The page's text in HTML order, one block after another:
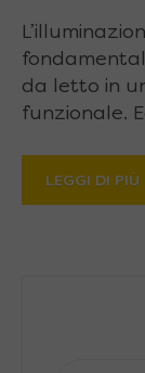
da letto in
funzionale.
LEGGI DI PIÙ